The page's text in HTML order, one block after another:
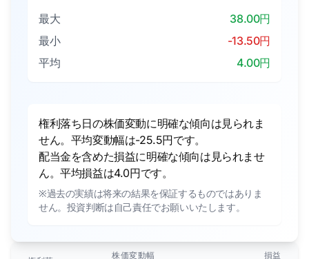
最大
38.00円
最小
-13.50円
平均
4.00円
権利落ち日の株価変動に明確な傾向は見られま
せん。平均変動幅は-25.5円です。
配当金を含めた損益に明確な傾向は見られませ
ん。平均損益は4.0円です。
※過去の実績は将来の結果を保証するものではありま
せん。投資判断は自己責任でお願いいたします。
株価変動幅
損益